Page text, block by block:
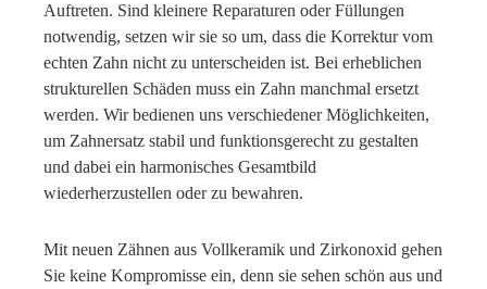
Auftreten. Sind kleinere Reparaturen oder Füllungen
notwendig, setzen wir sie so um, dass die Korrektur vom
echten Zahn nicht zu unterscheiden ist. Bei erheblichen
strukturellen Schäden muss ein Zahn manchmal ersetzt
werden. Wir bedienen uns verschiedener Möglichkeiten,
um Zahnersatz stabil und funktionsgerecht zu gestalten
und dabei ein harmonisches Gesamtbild
wiederherzustellen oder zu bewahren.
Mit neuen Zähnen aus Vollkeramik und Zirkonoxid gehen
Sie keine Kompromisse ein, denn sie sehen schön aus und